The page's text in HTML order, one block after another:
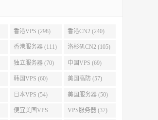
香港VPS (298) 香港CN2 (240)
香港服务器 (111) 洛杉矶CN2 (105)
独立服务器 (70) 中国VPS (69)
韩国VPS (60) 美国高防 (57)
日本VPS (54) 美国服务器 (50)
便宜美国VPS VPS服务器 (37)